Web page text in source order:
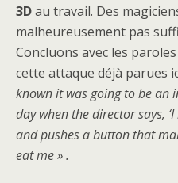
3Dau travail. Des
malheureusement pas
Concluons avec les
cette attaque déjà parues
known it was going to be an
day when the director says,
and pushes a button that
eat me » .